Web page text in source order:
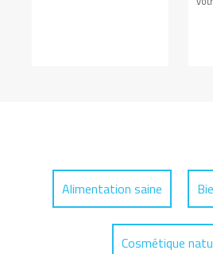
Alimentation saine
Cosmétique